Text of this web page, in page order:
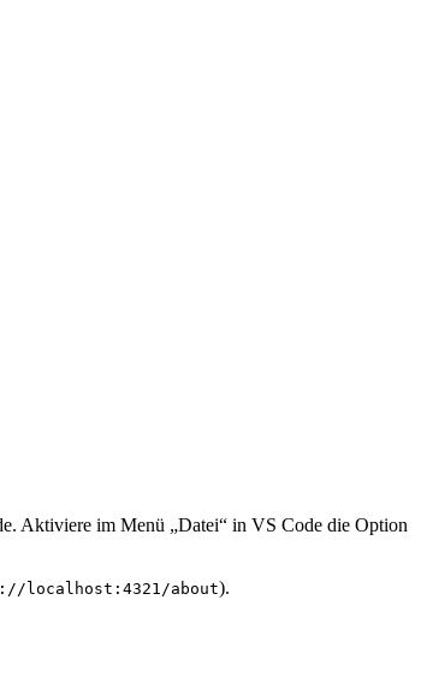
Aktiviere im Menü „Datei“ in VS Code die Option
localhost:4321/about).